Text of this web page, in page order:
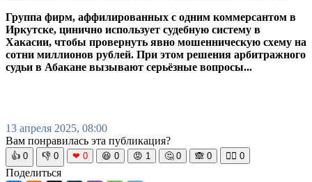
Группа фирм, аффилированных с одним коммерсантом в
Иркутске, цинично использует судебную систему в
Хакасии, чтобы провернуть явно мошенническую схему на
сотни миллионов рублей. При этом решения арбитражного
судьи в Абакане вызывают серьёзные вопросы...
13 апреля 2025, 08:00
Вам понравилась эта публикация?
👍 0 👎 0 ❤ 0 😆 0 😡 1 🤔 0 🙈 0 🧘‍♀️ 0
Поделиться